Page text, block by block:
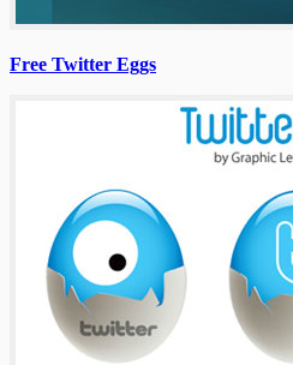
Free Twitter Eggs